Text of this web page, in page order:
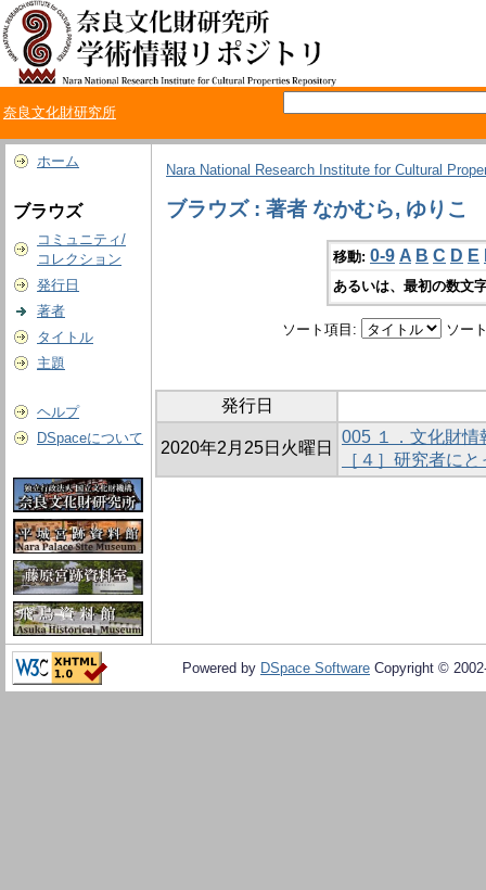
奈良文化財研究所
ホーム
ブラウズ
コミュニティ/
コレクション
発行日
著者
タイトル
主題
ヘルプ
DSpaceについて
Nara National Research Institute for Cultural
ブラウズ : 著者 なかむら, ゆりこ
移動: 0-9 A B C D E
あるいは、最初の数文
ソート項目: ソー
発行日
2020年2月25日火曜日
005 １．文化財情
［４］研究者に
Powered by DSpace Software Copyright ©